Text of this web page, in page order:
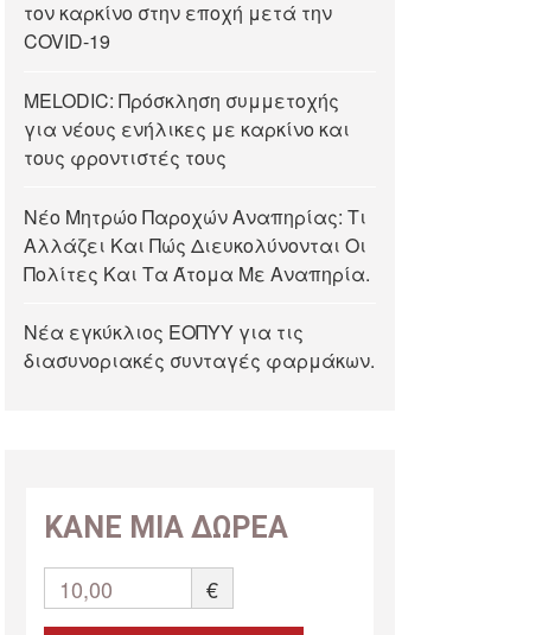
τον καρκίνο στην εποχή μετά την
COVID-19
MELODIC: Πρόσκληση συμμετοχής
για νέους ενήλικες με καρκίνο και
τους φροντιστές τους
Νέο Μητρώο Παροχών Αναπηρίας: Τι
Αλλάζει Και Πώς Διευκολύνονται Οι
Πολίτες Και Τα Άτομα Με Αναπηρία.
Νέα εγκύκλιος ΕΟΠΥΥ για τις
διασυνοριακές συνταγές φαρμάκων.
ΚΑΝΕ ΜΙΑ ΔΩΡΕΑ
10,00 €